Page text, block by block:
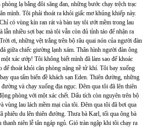
lạ bằng đôi săng đan, những bước chạy trệch trạc
mình. Tôi phải thoát ra khỏi giấc mơ khủng khiếp này.
có vùng kín ran rát và bàn tay tôi ướt mềm trong lau
lẫn nhiều sợi bạc mà tôi vẫn còn đủ tỉnh táo để nhận ra
ơi, những vệt trắng trên bộ râu quai nón của người đàn
giữa chiếc giường lạnh xám. Thân hình người đàn ông
xác ướp! Tôi không biết mình đã làm sao để khoác
để thoát khỏi căn phòng nặng nề tử khí. Tôi bay xuống
qua tấm biển đề khách sạn Eden. Thiên đường, những
đường và chạy xuống địa ngục. Đêm qua tôi đã lên thiên
phòng với một xác chết. Dấu tích còn nguyên trên bộ
vùng lau lách mềm mại của tôi. Đêm qua tôi đã bơi qua
phiêu du lên thiên đường. Thưa bà Karl, tối qua ông bà
niên lễ tân ngáp ngủ. Gió tràn ngập khi tôi chạy ra